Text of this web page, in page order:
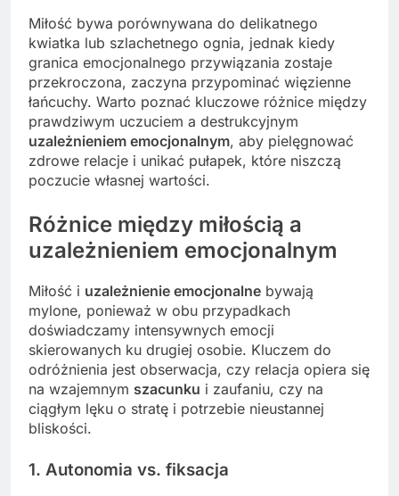
Miłość bywa porównywana do delikatnego
kwiatka lub szlachetnego ognia, jednak kiedy
granica emocjonalnego przywiązania zostaje
przekroczona, zaczyna przypominać więzienne
łańcuchy. Warto poznać kluczowe różnice między
prawdziwym uczuciem a destrukcyjnym
uzależnieniem emocjonalnym, aby pielęgnować
zdrowe relacje i unikać pułapek, które niszczą
poczucie własnej wartości.
Różnice między miłością a
uzależnieniem emocjonalnym
Miłość i uzależnienie emocjonalne bywają
mylone, ponieważ w obu przypadkach
doświadczamy intensywnych emocji
skierowanych ku drugiej osobie. Kluczem do
odróżnienia jest obserwacja, czy relacja opiera się
na wzajemnym szacunku i zaufaniu, czy na
ciągłym lęku o stratę i potrzebie nieustannej
bliskości.
1. Autonomia vs. fiksacja